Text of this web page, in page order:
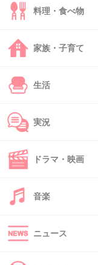
40. 匿名 2014/11/07(金) 21:35:15
紗栄子の顔がい
42. 匿名 2014/11/07(金) 21:35:40
料理・食べ物
家族・子育て
生活
実況
ドラマ・映画
音楽
ニュース